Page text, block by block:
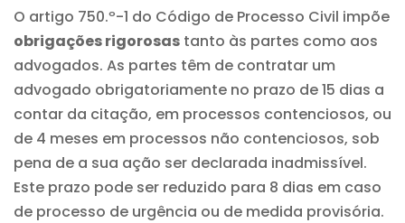
O artigo 750.º-1 do Código de Processo Civil impõe
obrigações rigorosas tanto às partes como aos
advogados. As partes têm de contratar um
advogado obrigatoriamente no prazo de 15 dias a
contar da citação, em processos contenciosos, ou
de 4 meses em processos não contenciosos, sob
pena de a sua ação ser declarada inadmissível.
Este prazo pode ser reduzido para 8 dias em caso
de processo de urgência ou de medida provisória.